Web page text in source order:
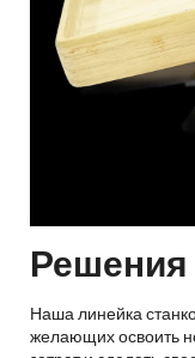
Решения
Наша линейка
желающих освоить